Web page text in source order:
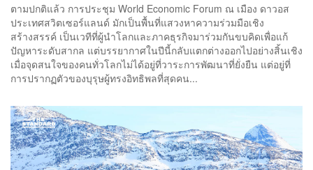
ตามปกติแล้ว การประชุม World Economic Forum ณ เมือง ดาวอส
ประเทศสวิตเซอร์แลนด์ มักเป็นพื้นที่แสวงหาความร่วมมือเชิง
สร้างสรรค์ เป็นเวทีที่ผู้นำโลกและภาคธุรกิจมาร่วมกันขบคิดเพื่อแก้
ปัญหาระดับสากล แต่บรรยากาศในปีนี้กลับแตกต่างออกไปอย่างสิ้นเชิง
เมื่อจุดสนใจของคนทั่วโลกไม่ได้อยู่ที่วาระการพัฒนาที่ยั่งยืน แต่อยู่ที่
การปรากฏตัวของบุรุษผู้ทรงอิทธิพลที่สุดคน...